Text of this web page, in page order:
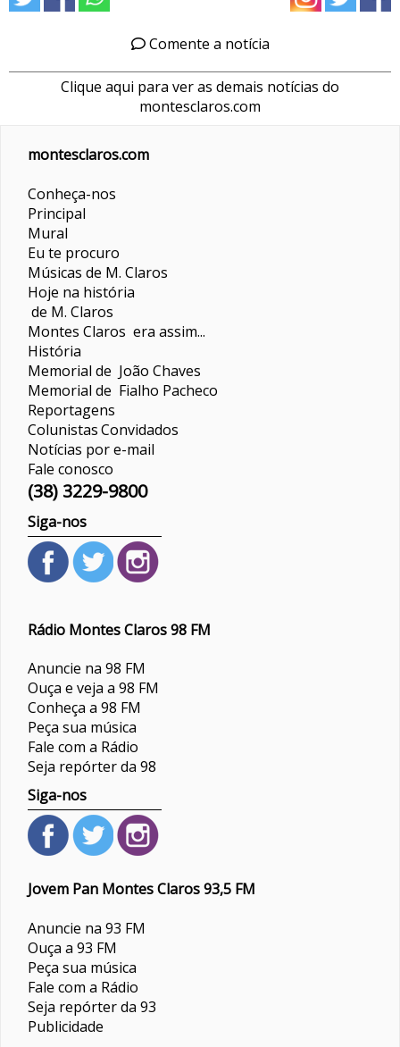
Comente a notícia
Clique aqui para ver as demais notícias do
montesclaros.com
montesclaros.com
Conheça-nos
Principal
Mural
Eu te procuro
Músicas de M. Claros
Hoje na história
de M. Claros
Montes Claros era assim...
História
Memorial de João Chaves
Memorial de Fialho Pacheco
Reportagens
ColunistasConvidados
Notícias por e-mail
Fale conosco
(38) 3229-9800
Siga-nos
Rádio Montes Claros 98 FM
Anuncie na 98 FM
Ouça e veja a 98 FM
Conheça a 98 FM
Peça sua música
Fale com a Rádio
Seja repórter da 98
Siga-nos
Jovem Pan Montes Claros 93,5 FM
Anuncie na 93 FM
Ouça a 93 FM
Peça sua música
Fale com a Rádio
Seja repórter da 93
Publicidade